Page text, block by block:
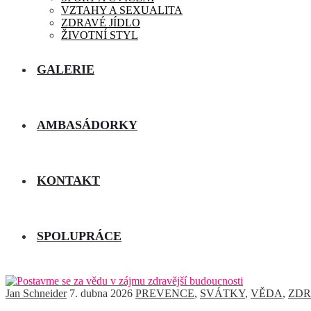
VZTAHY A SEXUALITA
ZDRAVÉ JÍDLO
ŽIVOTNÍ STYL
GALERIE
AMBASÁDORKY
KONTAKT
SPOLUPRÁCE
Jan Schneider 7. dubna 2026 PREVENCE, SVÁTKY, VĚDA,